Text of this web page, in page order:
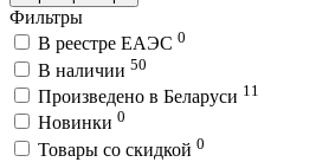
Фильтры
В реестре ЕАЭС 0
В наличии 50
Произведено в Беларуси 11
Новинки 0
Товары со скидкой 0